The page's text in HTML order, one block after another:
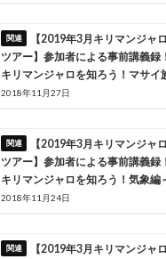
【2019年3月キリマンジャ
ツアー】参加者による事前講義
キリマンジャロを知ろう！マサイ
2018年11月27日
【2019年3月キリマンジャ
ツアー】参加者による事前講義録
キリマンジャロを知ろう！気象編
2018年11月24日
【2019年3月キリマンジャ